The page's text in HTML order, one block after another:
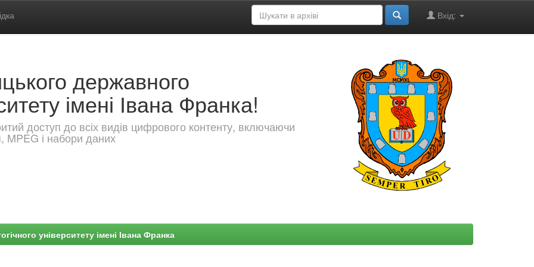
Вхід:
державного
імені Івана Франка!
доступ до всіх видів цифрового контенту, включаючи
MPEG і набори даних
університету імені Івана Франка